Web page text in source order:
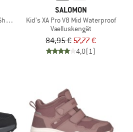
Waterproof
SALOMON
Kid's XA Pro V8 Mid Waterproof
Vaelluskengät
84,95 € 57,77 €
4,0(1)